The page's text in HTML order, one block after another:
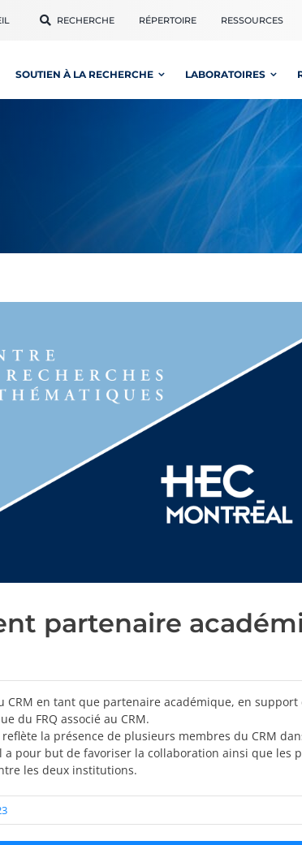
RECHERCHE RÉPERTOIRE RESSOURCES
SOUTIEN À LA RECHERCHE LABORATOIRES
partenaire
CRM en tant que partenaire académique, en support
du FRQ associé au CRM.
la présence de plusieurs membres du CRM
a pour but de favoriser la collaboration ainsi que les
les deux institutions.